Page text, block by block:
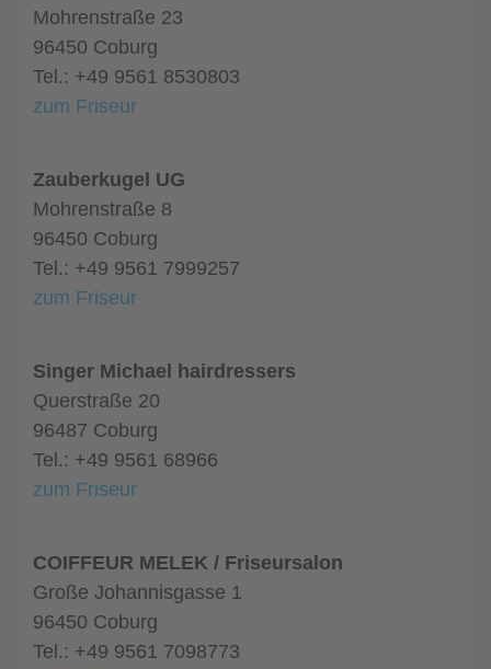
Mohrenstraße 23
96450 Coburg
Tel.: +49 9561 8530803
zum Friseur
Zauberkugel UG
Mohrenstraße 8
96450 Coburg
Tel.: +49 9561 7999257
zum Friseur
Singer Michael hairdressers
Querstraße 20
96487 Coburg
Tel.: +49 9561 68966
zum Friseur
COIFFEUR MELEK / Friseursalon
Große Johannisgasse 1
96450 Coburg
Tel.: +49 9561 7098773